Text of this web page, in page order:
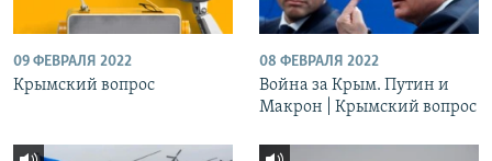
09 ФЕВРАЛЯ 2022
Крымский вопрос
08 ФЕВРАЛЯ 2022
Война за Крым. Путин и
Макрон | Крымский вопрос